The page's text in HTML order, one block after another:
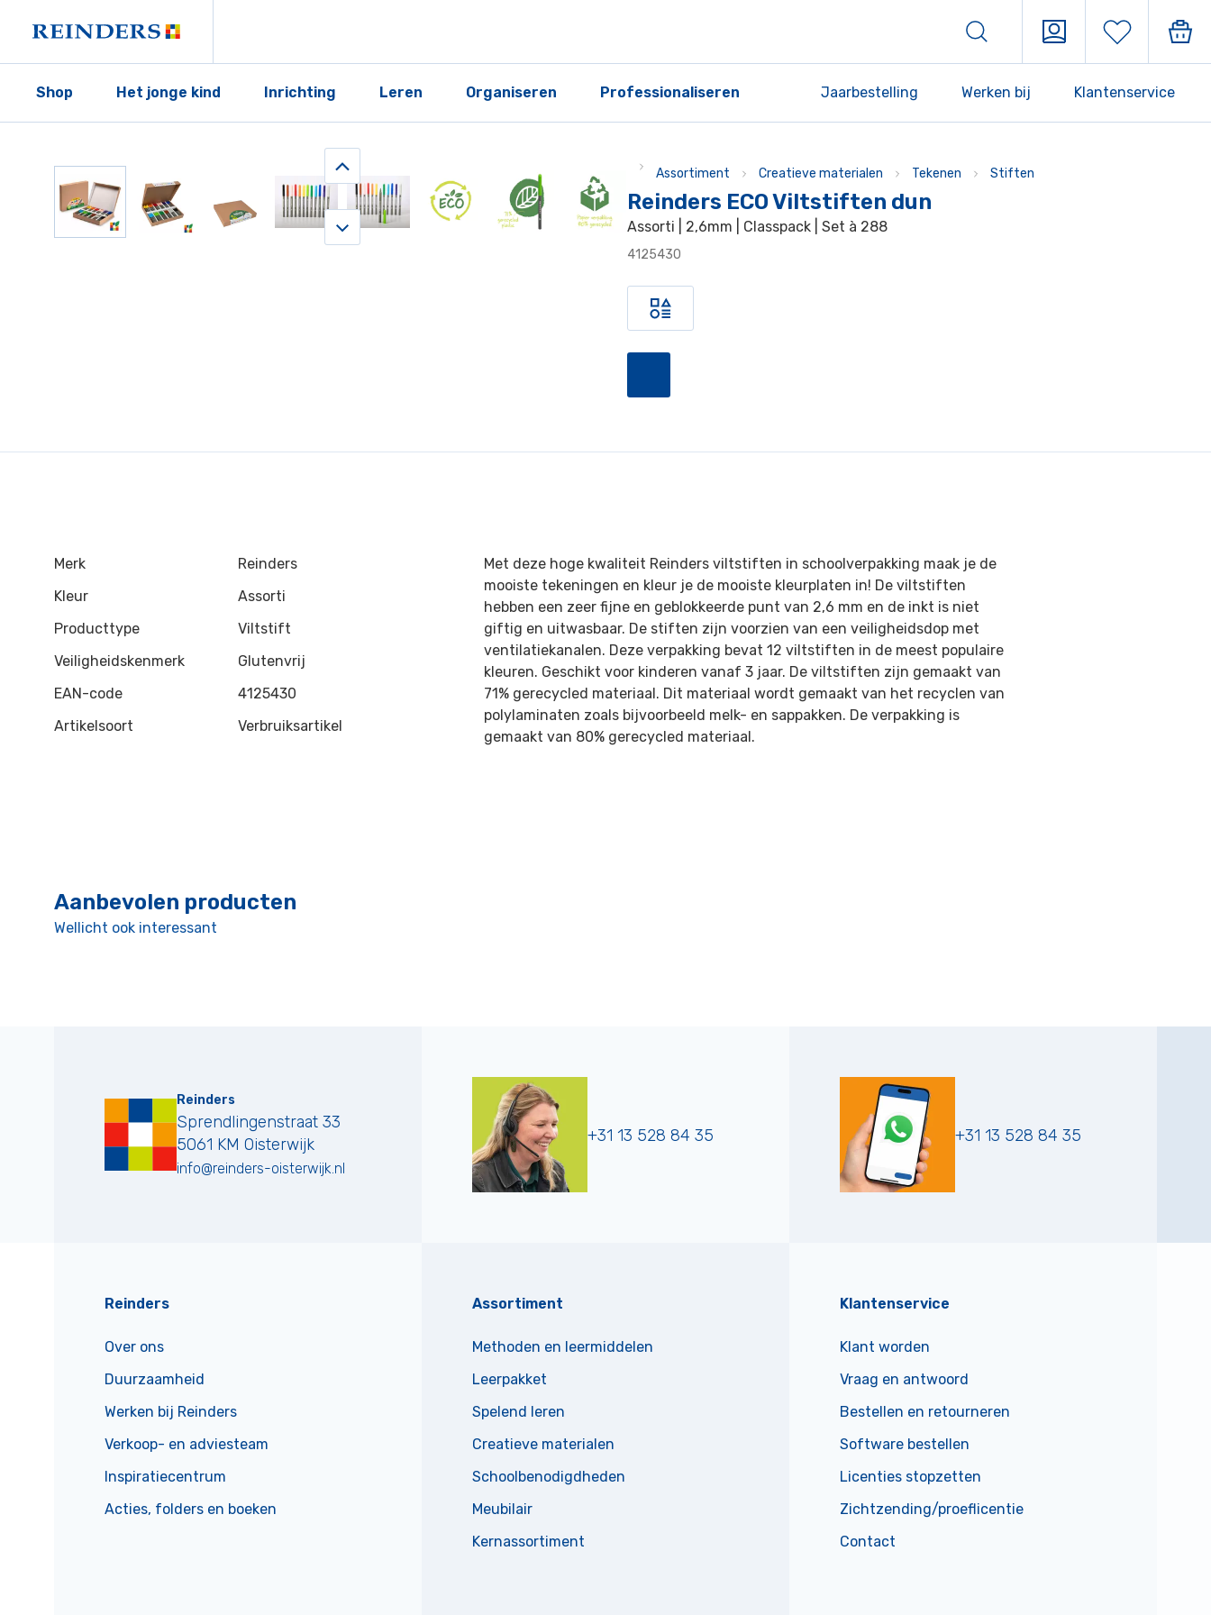
Shop Het jonge kind Inrichting Leren Organiseren Professionaliseren Jaarbestelling Werken bij Klantenservice
Assortiment Creatieve materialen Tekenen Stiften
Reinders ECO Viltstiften dun
Assorti | 2,6mm | Classpack | Set à 288
4125430
Merk
Reinders
Kleur
Assorti
Producttype
Viltstift
Veiligheidskenmerk
Glutenvrij
EAN-code
4125430
Artikelsoort
Verbruiksartikel
Met deze hoge kwaliteit Reinders viltstiften in schoolverpakking maak je de
mooiste tekeningen en kleur je de mooiste kleurplaten in! De viltstiften
hebben een zeer fijne en geblokkeerde punt van 2,6 mm en de inkt is niet
giftig en uitwasbaar. De stiften zijn voorzien van een veiligheidsdop met
ventilatiekanalen. Deze verpakking bevat 12 viltstiften in de meest populaire
kleuren. Geschikt voor kinderen vanaf 3 jaar. De viltstiften zijn gemaakt van
71% gerecycled materiaal. Dit materiaal wordt gemaakt van het recyclen van
polylaminaten zoals bijvoorbeeld melk- en sappakken. De verpakking is
gemaakt van 80% gerecycled materiaal.
Aanbevolen producten
Wellicht ook interessant
Reinders
Sprendlingenstraat 33
5061 KM Oisterwijk
info@reinders-oisterwijk.nl
+31 13 528 84 35 +31 13 528 84 35
Reinders
Over ons
Duurzaamheid
Werken bij Reinders
Verkoop- en adviesteam
Inspiratiecentrum
Acties, folders en boeken
Assortiment
Methoden en leermiddelen
Leerpakket
Spelend leren
Creatieve materialen
Schoolbenodigdheden
Meubilair
Kernassortiment
Klantenservice
Klant worden
Vraag en antwoord
Bestellen en retourneren
Software bestellen
Licenties stopzetten
Zichtzending/proeflicentie
Contact